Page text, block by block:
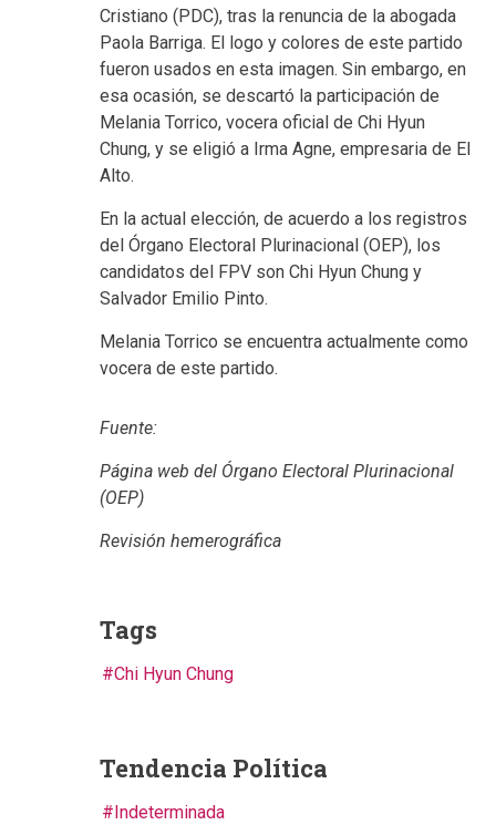
Cristiano (PDC), tras la renuncia de la abogada
Paola Barriga. El logo y colores de este partido
fueron usados en esta imagen. Sin embargo, en
esa ocasión, se descartó la participación de
Melania Torrico, vocera oficial de Chi Hyun
Chung, y se eligió a Irma Agne, empresaria de El
Alto.
En la actual elección, de acuerdo a los registros
del Órgano Electoral Plurinacional (OEP), los
candidatos del FPV son Chi Hyun Chung y
Salvador Emilio Pinto.
Melania Torrico se encuentra actualmente como
vocera de este partido.
Fuente:
Página web del Órgano Electoral Plurinacional
(OEP)
Revisión hemerográfica
Tags
Chi Hyun Chung
Tendencia Política
Indeterminada